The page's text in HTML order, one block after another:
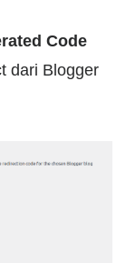
Code
dari Blogger